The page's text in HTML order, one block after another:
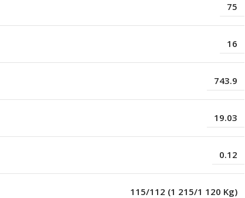
75
16
743.9
19.03
0.12
115/112 (1 215/1 120 Kg)